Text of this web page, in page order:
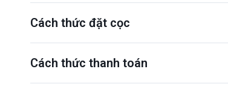
Cách thức đặt cọc
Cách thức thanh toán